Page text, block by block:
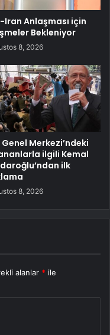
Iran Anlaşması için
Bekleniyor
8, 2026
Genel Merkezi’ndeki
ilgili Kemal
ilk
8, 2026
alanlar * ile